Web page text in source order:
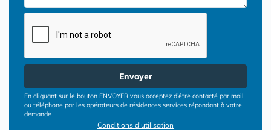
Envoyer
En cliquant sur le bouton ENVOYER vous acceptez d’être contacté par mail
ou téléphone par les opérateurs de résidences services répondant à votre
demande
Conditions d'utilisation